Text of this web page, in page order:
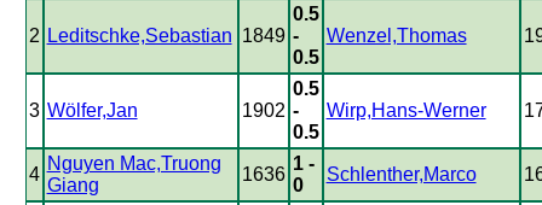
2 Leditschke,Sebastian 1849
0.5
-
0.5
Wenzel,Thomas
3 Wölfer,Jan 1902
0.5
-
0.5
Wirp,Hans-Werner
4
Nguyen Mac,Truong
Giang
1636
1 -
0
Schlenther,Marco